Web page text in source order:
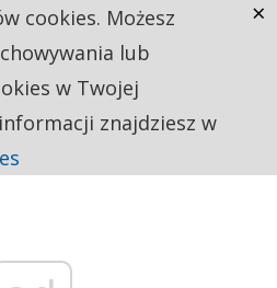
cookies. Możesz
lub
w Twojej
znajdziesz w
×